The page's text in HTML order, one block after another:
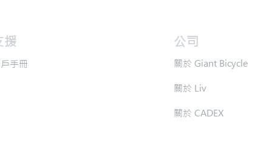
援
手冊
​公司
​關於 Giant Bicycle
​關於 Liv
​關於 CADEX